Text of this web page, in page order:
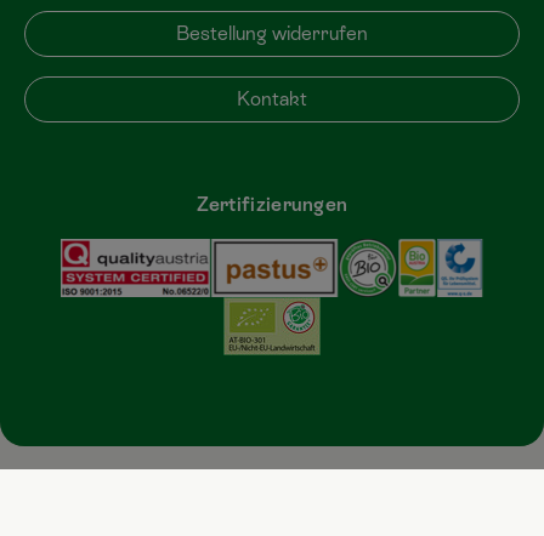
Bestellung widerrufen
Kontakt
Zertifizierungen